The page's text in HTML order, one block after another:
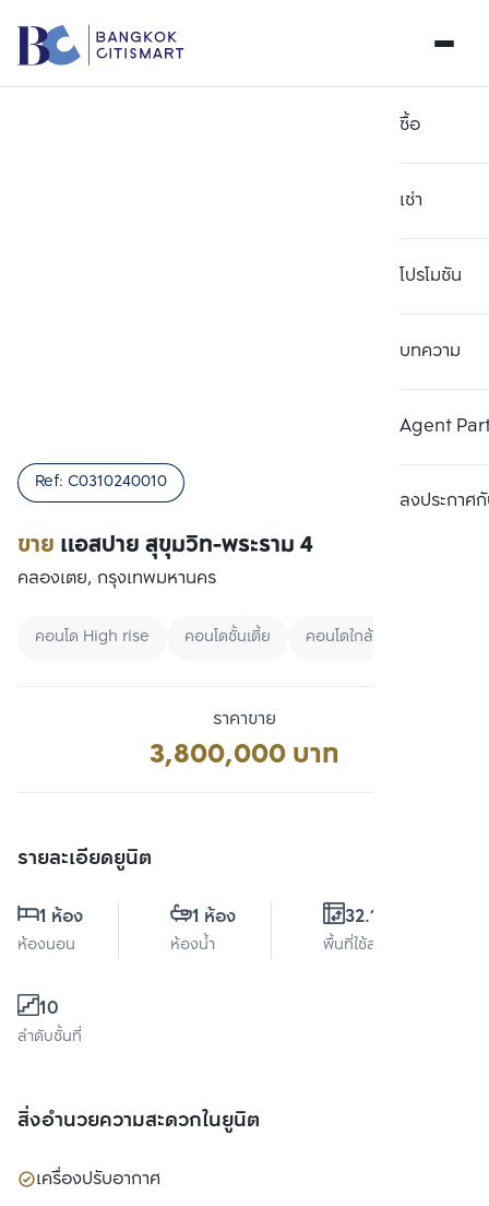
ซื้อ
เช่า
โปรโมชัน
บทความ
Agent
ลงประกาศกั
ขาย แอสปาย สุขุมวิท-พระราม 4
Ref: C0310240010
คลองเตย, กรุงเทพมหานคร
คอนโด High rise คอนโดชั้นเตี้ย คอนโดใกล้ BTS
ราคาขาย
3,800,000 บาท
รายละเอียดยูนิต
1 ห้อง
ห้องนอน
1 ห้อง
ห้องน้ำ
32.13 ตร.ม.
พื้นที่ใช้สอย
10
ลำดับชั้นที่
สิ่งอำนวยความสะดวกในยูนิต
เครื่องปรับอากาศ
เปรียบเทียบ